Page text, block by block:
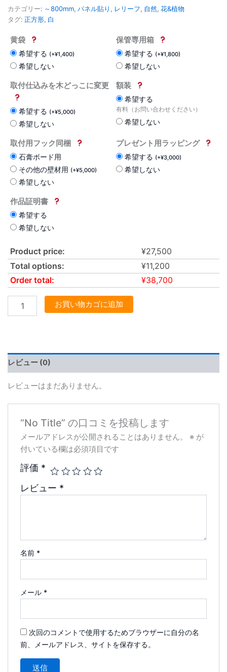
カテゴリー: ～800mm, パネル貼り , レリーフ, 自然, 花&植物
タグ: 正方形, 白
黄袋
希望する (+¥1,400)
希望しない
保管専用箱
希望する (+¥1,800)
希望しない
取付仕込みを木どっこに変更
希望する (+¥5,000)
希望しない
額装
希望する
有料（お問い合わせください）
希望しない
取付用フック同梱
石膏ボード用
その他の壁材用 (+¥5,000)
希望しない
プレゼント用ラッピング
希望する (+¥3,000)
希望しない
作品証明書
希望する
希望しない
Product price: ¥27,500
Total options:
¥11,200
Order total:
¥38,700
お買い物カゴに追加
レビュー (0)
レビューはまだありません。
“No Title” の口コミを投稿します
メールアドレスが公開されることはありません。 ※ が
付いている欄は必須項目です
評価 *
レビュー *
名前 *
メール *
次回のコメントで使用するためブラウザーに自分の名
前、メールアドレス、サイトを保存する。